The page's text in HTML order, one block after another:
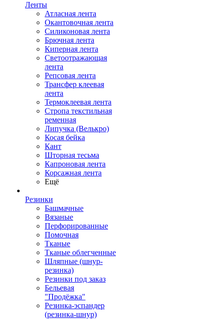
Ленты
Атласная лента
Окантовочная лента
Силиконовая лента
Брючная лента
Киперная лента
Светоотражающая
лента
Репсовая лента
Трансфер клеевая
лента
Термоклеевая лента
Стропа текстильная
ременная
Липучка (Велькро)
Косая бейка
Кант
Шторная тесьма
Капроновая лента
Корсажная лента
Ещё
Резинки
Башмачные
Вязаные
Перфорированные
Помочная
Тканые
Тканые облегченные
Шляпные (шнур-
резинка)
Резинки под заказ
Бельевая
"Продёжка"
Резинка-эспандер
(резинка-шнур)